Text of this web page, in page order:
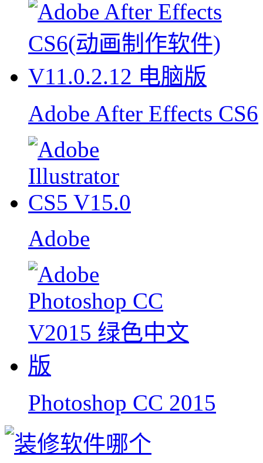
Adobe After Effects CS6
Adobe
Photoshop CC 2015